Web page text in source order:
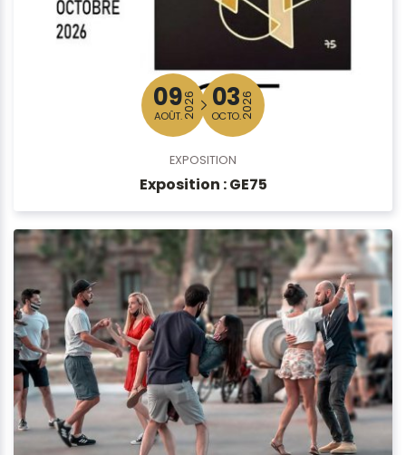
09
AOÛT.2026 03
OCTO.2026
EXPOSITION
Exposition : GE75